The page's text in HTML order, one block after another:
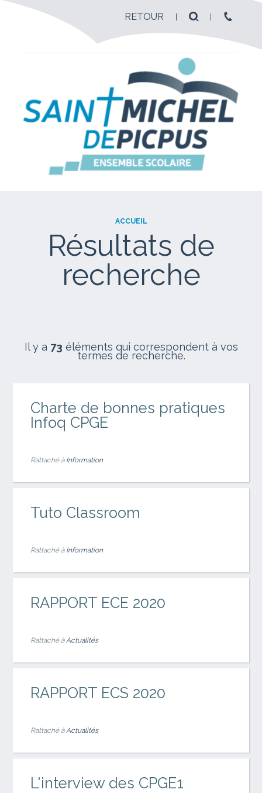
RETOUR
ACCUEIL
Résultats de
recherche
Il y a 73 éléments qui correspondent à vos
termes de recherche.
Charte de bonnes pratiques
Infoq CPGE
Rattaché à Information
Tuto Classroom
Rattaché à Information
RAPPORT ECE 2020
Rattaché à Actualités
RAPPORT ECS 2020
Rattaché à Actualités
L'interview des CPGE1